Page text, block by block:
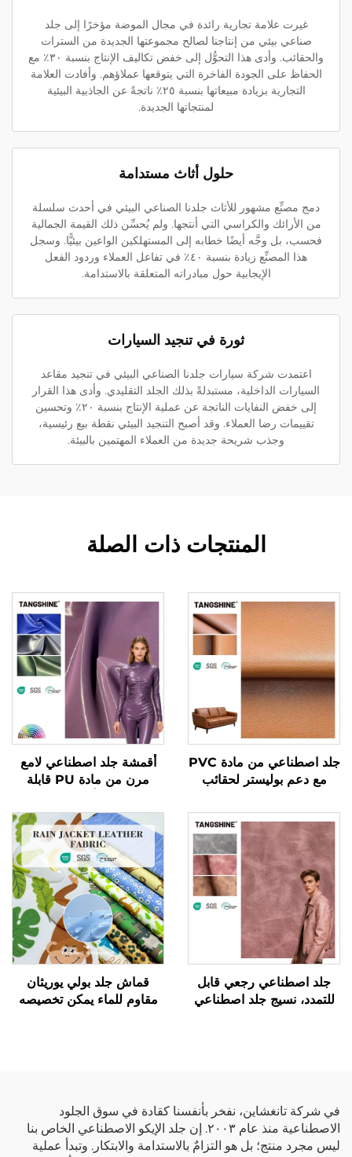
غيرت علامة تجارية رائدة في مجال الموضة مؤخرًا إلى جلد
صناعي بيئي من إنتاجنا لصالح مجموعتها الجديدة من السترات
والحقائب. وأدى هذا التحوُّل إلى خفض تكاليف الإنتاج بنسبة ٣٠٪ مع
الحفاظ على الجودة الفاخرة التي يتوقعها عملاؤهم. وأفادت العلامة
التجارية بزيادة مبيعاتها بنسبة ٢٥٪ ناتجةً عن الجاذبية البيئية
لمنتجاتها الجديدة.
حلول أثاث مستدامة
دمج مصنِّع مشهور للأثاث جلدنا الصناعي البيئي في أحدث سلسلة
من الأرائك والكراسي التي أنتجها. ولم يُحسِّن ذلك القيمة الجمالية
فحسب، بل وجَّه أيضًا خطابه إلى المستهلكين الواعين بيئيًّا. وسجل
هذا المصنِّع زيادة بنسبة ٤٠٪ في تفاعل العملاء وردود الفعل
الإيجابية حول مبادراته المتعلقة بالاستدامة.
ثورة في تنجيد السيارات
اعتمدت شركة سيارات جلدنا الصناعي البيئي في تنجيد مقاعد
السيارات الداخلية، مستبدلةً بذلك الجلد التقليدي. وأدى هذا القرار
إلى خفض النفايات الناتجة عن عملية الإنتاج بنسبة ٢٠٪ وتحسين
تقييمات رضا العملاء. وقد أصبح التنجيد البيئي نقطة بيع رئيسية،
وجذب شريحة جديدة من العملاء المهتمين بالبيئة.
المنتجات ذات الصلة
جلد اصطناعي من مادة PVC
مع دعم بوليستر لحقائب
أقمشة جلد اصطناعي لامع
مرن من مادة PU قابلة
جلد اصطناعي رجعي قابل
للتمدد، نسيج جلد اصطناعي
قماش جلد بولي يوريثان
مقاوم للماء يمكن تخصيصه
في شركة تانغشاين، نفخر بأنفسنا كقادة في سوق الجلود
الاصطناعية منذ عام ٢٠٠٣. إن جلد الإيكو الاصطناعي الخاص بنا
ليس مجرد منتج؛ بل هو التزامٌ بالاستدامة والابتكار. وتبدأ عملية